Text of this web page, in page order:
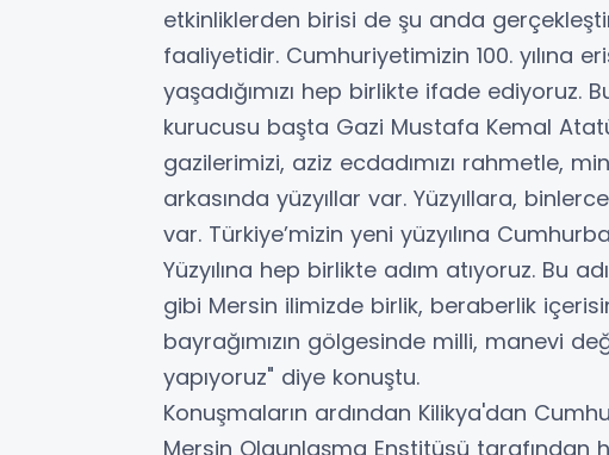
etkinliklerden birisi de şu anda
faaliyetidir. Cumhuriyetimizin 100. yılına
yaşadığımızı hep birlikte ifade ediyoruz.
kurucusu başta Gazi Mustafa Kemal
gazilerimizi, aziz ecdadımızı rahmetle,
arkasında yüzyıllar var. Yüzyıllara,
var. Türkiye’mizin yeni yüzyılına
Yüzyılına hep birlikte adım atıyoruz. Bu
gibi Mersin ilimizde birlik, beraberlik
bayrağımızın gölgesinde milli, manevi
yapıyoruz" diye konuştu.
Konuşmaların ardından Kilikya'dan
Mersin Olgunlaşma Enstitüsü tarafından